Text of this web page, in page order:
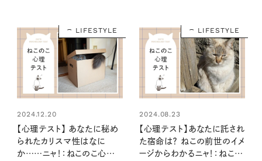
LIFESTYLE
2024.12.20
【心理テスト】 あなたに秘め
られたカリスマ性はなに
か……ニャ！：ねこのこ心理
LIFESTYLE
2024.08.23
【心理テスト】あなたに託され
た宿命は？ ねこの前世のイメ
ージからわかるニャ！：ねこの